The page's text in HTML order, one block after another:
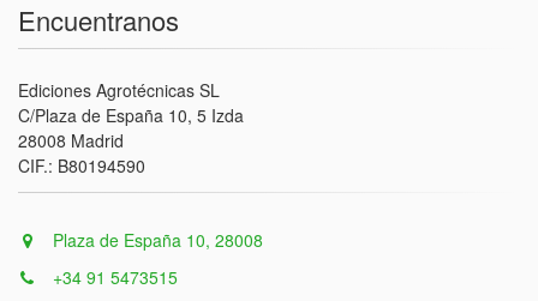
Encuentranos
Ediciones Agrotécnicas SL
C/Plaza de España 10, 5 Izda
28008 Madrid
CIF.: B80194590
Plaza de España 10, 28008
+34 91 5473515